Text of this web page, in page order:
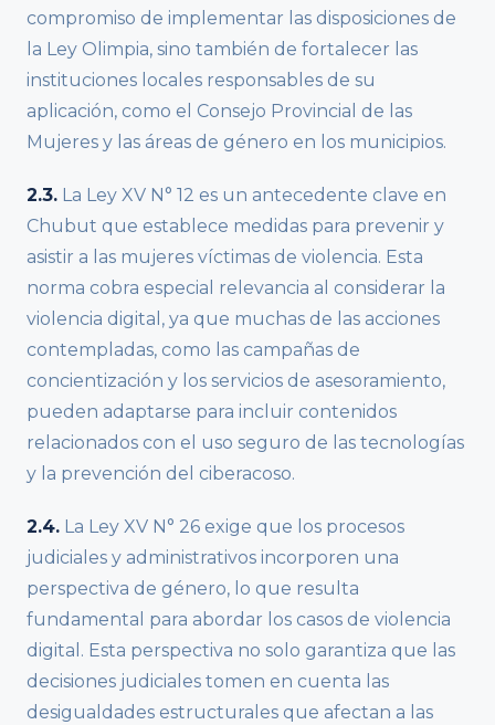
compromiso de implementar las disposiciones de
la Ley Olimpia, sino también de fortalecer las
instituciones locales responsables de su
aplicación, como el Consejo Provincial de las
Mujeres y las áreas de género en los municipios.
2.3. La Ley XV N° 12 es un antecedente clave en
Chubut que establece medidas para prevenir y
asistir a las mujeres víctimas de violencia. Esta
norma cobra especial relevancia al considerar la
violencia digital, ya que muchas de las acciones
contempladas, como las campañas de
concientización y los servicios de asesoramiento,
pueden adaptarse para incluir contenidos
relacionados con el uso seguro de las tecnologías
y la prevención del ciberacoso.
2.4. La Ley XV N° 26 exige que los procesos
judiciales y administrativos incorporen una
perspectiva de género, lo que resulta
fundamental para abordar los casos de violencia
digital. Esta perspectiva no solo garantiza que las
decisiones judiciales tomen en cuenta las
desigualdades estructurales que afectan a las